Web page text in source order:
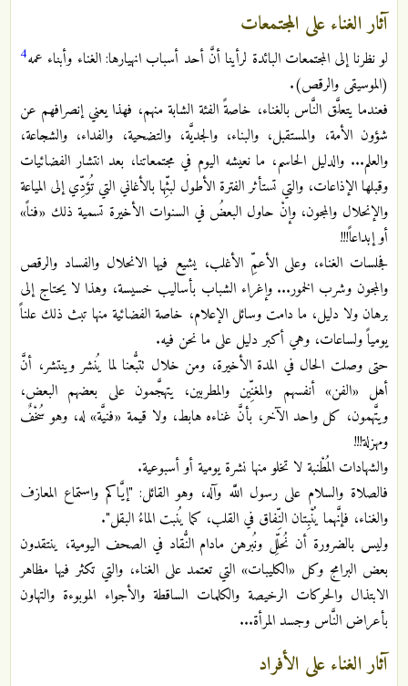
آثار الغناء على المجتمعات
لو نظرنا إلى المجتمعات البائدة لرأينا أنَّ أحد أسباب انهيارها: الغناء وأبناء عمه4
(الموسيقى والرقص).‏
فعندما يتعلَّق النَّاس بالغناء، خاصةً الفئة الشابة منهم، فهذا يعني إنصرافهم عن
شؤون الأمة، والمستقبل، والبناء، والجديَّة، والتضحية، والفداء، والشجاعة،
والعلم... والدليل الحاسم، ما نعيشه اليوم في مجتمعاتنا، بعد انتشار الفضائيات
وقبلها الإذاعات، والتي تستأثر الفترة الأطول لبثِّها بالأغاني التي تُؤدِّي إلى المياعة
والإنحلال والمجون، وإنْ حاول البعضُ في السنوات الأخيرة تسمية ذلك «فناً»
أو إبداعاً!!!‏
فجلسات الغناء، وعلى الأعمِّ الأغلب، يشيع فيها الانحلال والفساد والرقص
والمجون وشرب الخمور... وإغراء الشباب بأساليب خسيسة، وهذا لا يحتاج إلى
برهان ولا دليل، ما دامت وسائل الإعلام، خاصة الفضائية منها تبث ذلك علناً
يومياً ولساعات، وهي أكبر دليل على ما نحن فيه.‏
حتى وصلت الحال في المدة الأخيرة، ومن خلال تتبُّعنا لما يُنشر وينتشر، أنَّ
أهل «الفن» أنفسهم والمغنِّين والمطربين، يتهجَّمون على بعضهم البعض،
ويتَّهمون، كل واحد الآخر، بأنَّ غناءه هابط، ولا قيمة «فنيَّة» له، وهو سُخْفٌ
ومهزلة!!!‏
والشهادات المُطْنبة لا تخلو منها نشرة يومية أو أسبوعية.‏
فالصلاة والسلام على رسول اللَّه وآله، وهو القائل: "إيَّاكم واستماع المعازف
والغناء، فإنَّهما يُنْبِتان النِّفاق في القلب، كما يُنبت الماءُ البقل".‏
وليس بالضرورة أن نُحلِّل ونُبرهن مادام النُّقاد في الصحف اليومية، ينتقدون
بعض البرامج وكل «الكليبات» التي تعتمد على الغناء، والتي تكثر فيها مظاهر
الابتذال والحركات الرخيصة والكلمات الساقطة والأجواء الموبوءة والتهاون
بأعراض النَّاس وجسد المرأة...‏
آثار الغناء على الأفراد